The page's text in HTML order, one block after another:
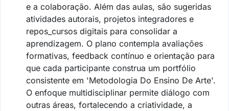
e a colaboração. Além das aulas, são sugeridas
atividades autorais, projetos integradores e
repos_cursos digitais para consolidar a
aprendizagem. O plano contempla avaliações
formativas, feedback contínuo e orientação para
que cada participante construa um portfólio
consistente em 'Metodologia Do Ensino De Arte'.
O enfoque multidisciplinar permite diálogo com
outras áreas, fortalecendo a criatividade, a